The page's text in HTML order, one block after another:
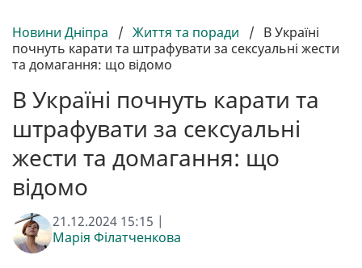
Новини Дніпра / Життя та поради / В Україні
почнуть карати та штрафувати за сексуальні жести
та домагання: що відомо
В Україні почнуть карати та
штрафувати за сексуальні
жести та домагання: що
відомо
21.12.2024 15:15 |
Марія Філатченкова